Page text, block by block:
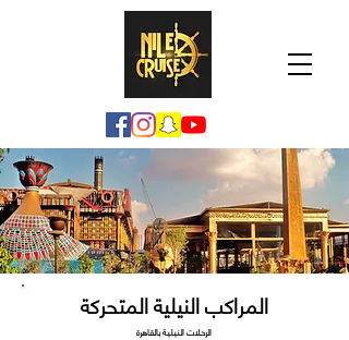
المراكب النيلية المتحركة
الرحلات النيلية بالقاهرة